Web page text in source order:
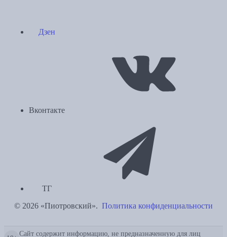
Дзен
Вконтакте
ТГ
© 2026 «Пиотровский». Политика конфиденциальности
Сайт содержит информацию, не предназначенную для лиц